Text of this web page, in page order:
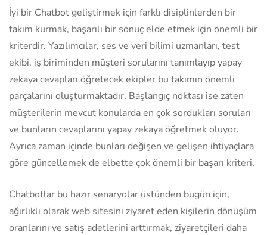
İyi bir Chatbot geliştirmek için farklı disiplinlerden bir
takım kurmak, başarılı bir sonuç elde etmek için önemli bir
kriterdir. Yazılımcılar, ses ve veri bilimi uzmanları, test
ekibi, iş biriminden müşteri sorularını tanımlayıp yapay
zekaya cevapları öğretecek ekipler bu takımın önemli
parçalarını oluşturmaktadır. Başlangıç noktası ise zaten
müşterilerin mevcut konularda en çok sordukları soruları
ve bunların cevaplarını yapay zekaya öğretmek oluyor.
Ayrıca zaman içinde bunları değişen ve gelişen ihtiyaçlara
göre güncellemek de elbette çok önemli bir başarı kriteri.
Chatbotlar bu hazır senaryolar üstünden bugün için,
ağırlıklı olarak web sitesini ziyaret eden kişilerin dönüşüm
oranlarını ve satış adetlerini arttırmak, ziyaretçileri daha